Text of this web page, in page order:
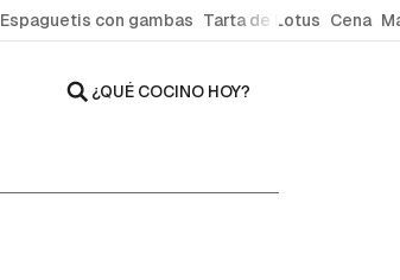
Espaguetis con gambas Tarta de Lotus Cena
¿QUÉ COCINO HOY?